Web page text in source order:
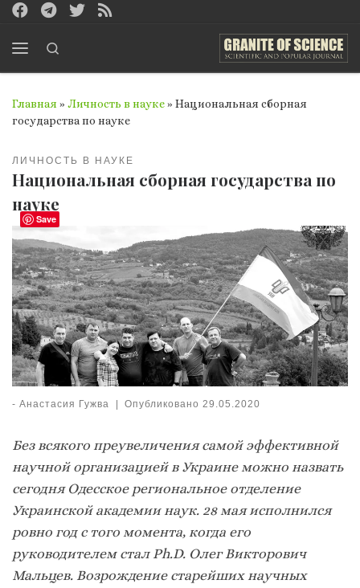
Перейти к содержимому
Главная » Личность в науке» Национальная сборная
государства по науке
ЛИЧНОСТЬ В НАУКЕ
Национальная сборная государства по
науке
- Анастасия Гужва | Опубликовано 29.05.2020
Без всякого преувеличения самой эффективной
научной организацией в Украине можно назвать
сегодня Одесское региональное отделение
Украинской академии наук. 28 мая исполнился
ровно год с того момента, когда его
руководителем стал Ph.D. Олег Викторович
Мальцев. Возрождение старейших научных
Save